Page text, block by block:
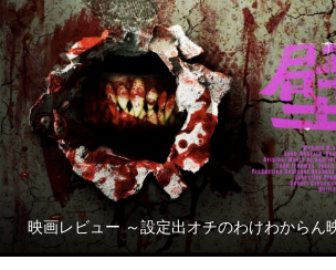
映画レビュー ～設定出オチのわけわからん